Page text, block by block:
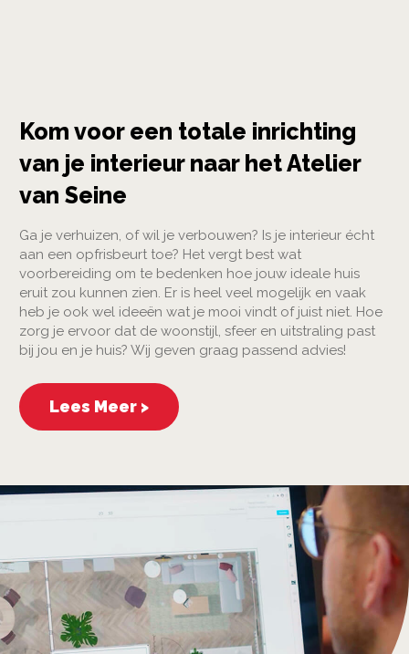
Kom voor een totale inrichting
van je interieur naar het Atelier
van Seine
Ga je verhuizen, of wil je verbouwen? Is je interieur écht
aan een opfrisbeurt toe? Het vergt best wat
voorbereiding om te bedenken hoe jouw ideale huis
eruit zou kunnen zien. Er is heel veel mogelijk en vaak
heb je ook wel ideeën wat je mooi vindt of juist niet. Hoe
zorg je ervoor dat de woonstijl, sfeer en uitstraling past
bij jou en je huis? Wij geven graag passend advies!
Lees Meer >